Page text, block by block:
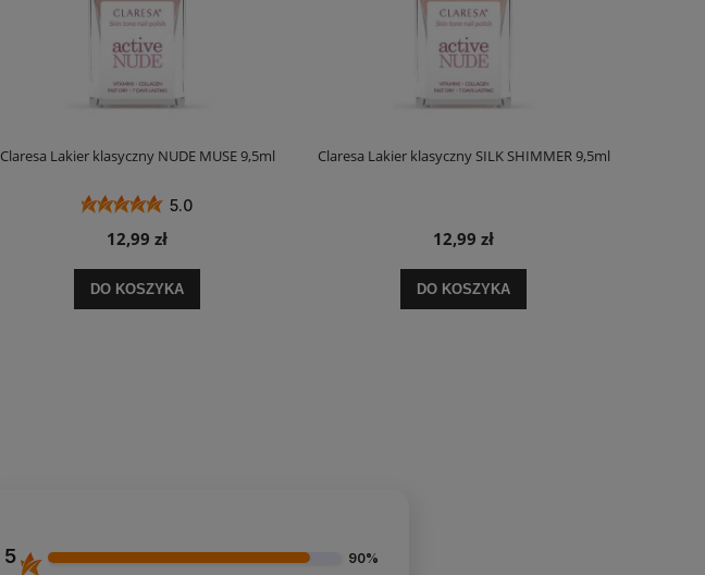
Claresa Lakier klasyczny NUDE MUSE 9,5ml
5.0
12,99 zł
DO KOSZYKA
Claresa Lakier klasyczny SILK SHIMMER 9,5ml
12,99 zł
DO KOSZYKA
5 90%